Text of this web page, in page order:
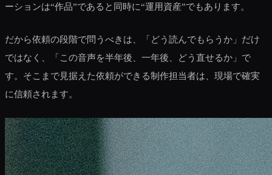
ーションは“作品”であると同時に“運用資産”でもあります。
だから依頼の段階で問うべきは、「どう読んでもらうか」だけ
ではなく、「この音声を半年後、一年後、どう直せるか」で
す。そこまで見据えた依頼ができる制作担当者は、現場で確実
に信頼されます。